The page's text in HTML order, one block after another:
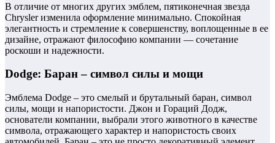
В отличие от многих других эмблем, пятиконечная звезда
Chrysler изменила оформление минимально. Спокойная
элегантность и стремление к совершенству, воплощенные в ее
дизайне, отражают философию компании — сочетание
роскоши и надежности.
Dodge: Баран – символ силы и мощи
Эмблема Dodge – это смелый и брутальный баран, символ
силы, мощи и напористости. Джон и Гораций Додж,
основатели компании, выбрали этого животного в качестве
символа, отражающего характер и напористость своих